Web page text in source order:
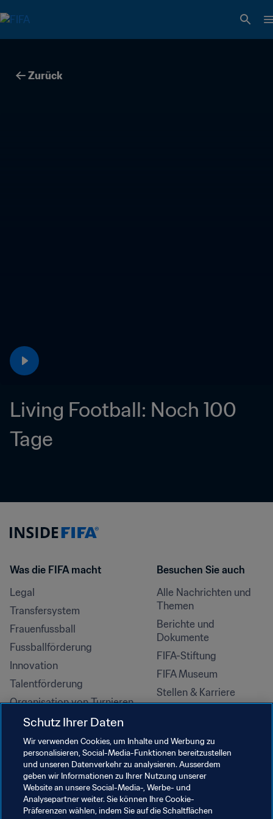
Zurück
Living Football: Noch 100
Tage
Was die FIFA macht
Legal
Transfersystem
Frauenfussball
Fussballförderung
Innovation
Talentförderung
Organisation von Turnieren
Nachhaltigkeit
Menschenrechte und
Antidiskriminierung
Gesundheit und Medizin
Bildungsinitiativen
Besuchen Sie auch
Alle Nachrichten und
Themen
Berichte und
Dokumente
FIFA-Stiftung
FIFA Museum
Stellen & Karriere
Schutz Ihrer Daten
Wir verwenden Cookies, um Inhalte und Werbung zu
personalisieren, Social-Media-Funktionen bereitzustellen
und unseren Datenverkehr zu analysieren. Ausserdem
geben wir Informationen zu Ihrer Nutzung unserer
Website an unsere Social-Media-, Werbe- und
Analysepartner weiter. Sie können Ihre Cookie-
Präferenzen wählen, indem Sie auf die Schaltflächen